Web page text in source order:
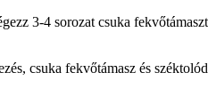
3-4 sorozat csuka
csuka fekvőtámasz és